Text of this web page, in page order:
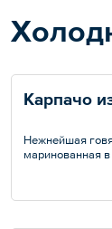
Карпачо
Нежнейшая
маринованная
с листьями
Вес — 70/10/20 г